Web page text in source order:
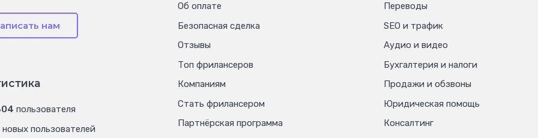
нам
Переводы
SEO и трафик
Аудио и видео
Бухгалтерия и налоги
Продажи и обзвоны
Юридическая помощь
Консалтинг
Об оплате
Безопасная сделка
Отзывы
Топ фрилансеров
Компаниям
Стать фрилансером
Партнёрская программа
пользователя
новых пользователей